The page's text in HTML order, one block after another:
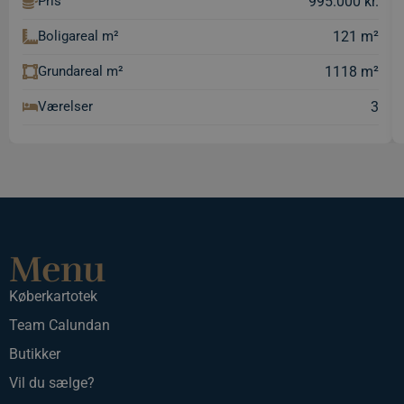
Boligareal m² 121 m²
Grundareal m² 1118 m²
Værelser 3
Menu
Køberkartotek
Team Calundan
Butikker
Vil du sælge?
_ga_QGP8BCD2SJ
pys_landing_page